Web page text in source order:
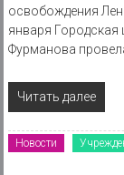
освобождения
января Городская
Фурманова
Читать далее
Новости